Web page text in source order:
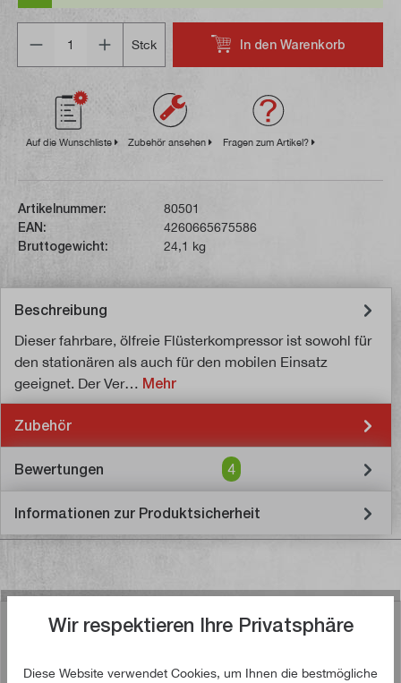
Stck
In den Warenkorb
Auf die Wunschliste Zubehör ansehen Fragen zum Artikel?
Artikelnummer:
80501
EAN:
4260665675586
Bruttogewicht:
24,1 kg
Beschreibung
Dieser fahrbare, ölfreie Flüsterkompressor ist sowohl für
den stationären als auch für den mobilen Einsatz
geeignet. Der Ver… Mehr
Zubehör
Bewertungen 4
Informationen zur Produktsicherheit
Ähnliche Artikel
Wir respektieren Ihre Privatsphäre
Diese Website verwendet Cookies, um Ihnen die bestmögliche